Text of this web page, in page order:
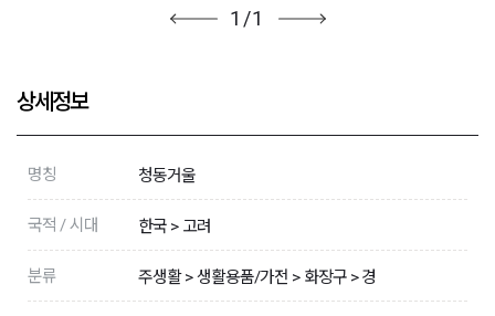
1 /1
상세정보
명칭 청동거울
국적 / 시대 한국 > 고려
분류 주생활 > 생활용품/가전 > 화장구 > 경